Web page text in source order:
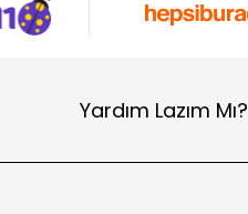
Yardım Lazım Mı?